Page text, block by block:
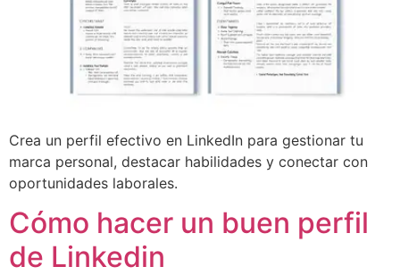
Crea un perfil efectivo en LinkedIn para gestionar tu
marca personal, destacar habilidades y conectar con
oportunidades laborales.
Cómo hacer un buen perfil
de Linkedin